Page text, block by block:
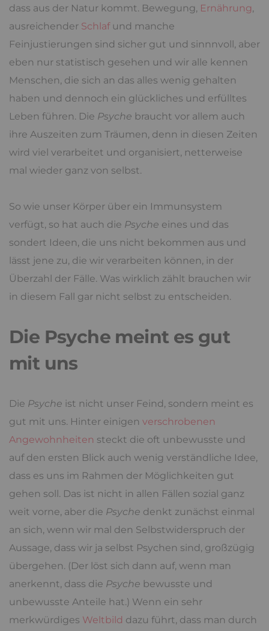
dass aus der Natur kommt. Bewegung, Ernährung,
ausreichender Schlafund manche
Feinjustierungen sind sicher gut und sinnnvoll, aber
eben nur statistisch gesehen und wir alle kennen
Menschen, die sich an das alles wenig gehalten
haben und dennoch ein glückliches und erfülltes
Leben führen. Die Psyche braucht vor allem auch
ihre Auszeiten zum Träumen, denn in diesen Zeiten
wird viel verarbeitet und organisiert, netterweise
mal wieder ganz von selbst.
So wie unser Körper über ein Immunsystem
verfügt, so hat auch die Psyche eines und das
sondert Ideen, die uns nicht bekommen aus und
lässt jene zu, die wir verarbeiten können, in der
Überzahl der Fälle. Was wirklich zählt brauchen wir
in diesem Fall gar nicht selbst zu entscheiden.
Die Psyche meint es gut
mit uns
Die Psyche ist nicht unser Feind, sondern meint es
gut mit uns. Hinter einigen verschrobenen
Angewohnheiten steckt die oft unbewusste und
auf den ersten Blick auch wenig verständliche Idee,
dass es uns im Rahmen der Möglichkeiten gut
gehen soll. Das ist nicht in allen Fällen sozial ganz
weit vorne, aber die Psyche denkt zunächst einmal
an sich, wenn wir mal den Selbstwiderspruch der
Aussage, dass wir ja selbst Psychen sind, großzügig
übergehen. (Der löst sich dann auf, wenn man
anerkennt, dass die Psyche bewusste und
unbewusste Anteile hat.) Wenn ein sehr
merkwürdiges Weltbild dazu führt, dass man durch